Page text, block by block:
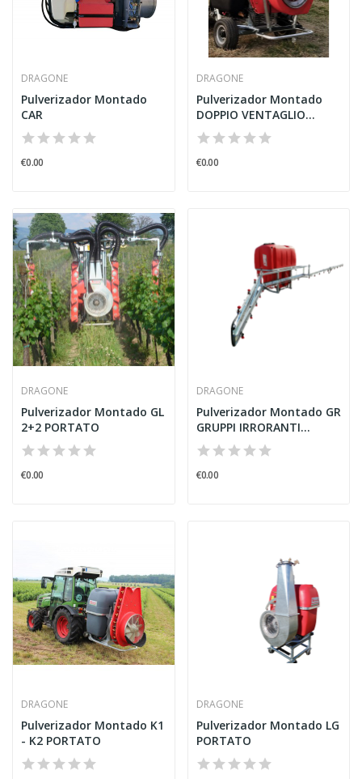
DRAGONE
Pulverizador Montado
CAR
€0.00
DRAGONE
Pulverizador Montado
DOPPIO VENTAGLIO
PORTATO
€0.00
DRAGONE
Pulverizador Montado GL
2+2 PORTATO
€0.00
DRAGONE
Pulverizador Montado GR
GRUPPI IRRORANTI
PORTATO
€0.00
DRAGONE
Pulverizador Montado K1
- K2 PORTATO
DRAGONE
Pulverizador Montado LG
PORTATO